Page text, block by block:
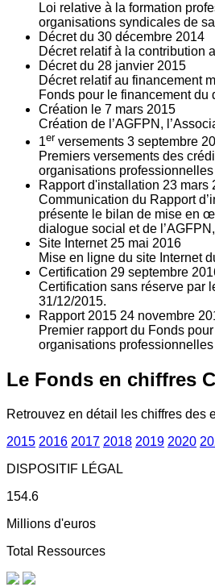
Loi relative à la formation
organisations syndicales de
Décret du 30 décembre 2014
Décret relatif à la contribution
Décret du 28 janvier 2015
Décret relatif au financement
Fonds pour le financement
Création le 7 mars 2015
Création de l’AGFPN,
1er versements 3 septembre
Premiers versements des
organisations
Rapport d'installation 23 mars
Communication du Rapport
présente le bilan de mise en
dialogue social et de
Site Internet 25 mai 2016
Mise en ligne du site Internet
Certification 29 septembre
Certification sans réserve par
31/12/2015.
Rapport 2015 24 novembre
Premier rapport du Fonds
organisations
Le Fonds en chiffres
Retrouvez en détail les chiffres des
2015 2016 2017 2018 2019 2020
DISPOSITIF LÉGAL
154.6
Millions d'euros
Total Ressources